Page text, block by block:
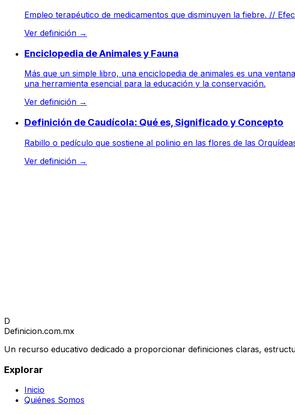
Empleo terapéutico de medicamentos que disminuyen la fiebre. //
Ver definición →
Enciclopedia de Animales y Fauna
Más que un simple libro, una enciclopedia de animales es una
una herramienta esencial para la educación y la conservación.
Ver definición →
Definición de Caudícola: Qué es, Significado y Concepto
Rabillo o pedículo que sostiene al polinio en las flores de las
Ver definición →
D
Definicion.com.mx
Un recurso educativo dedicado a proporcionar definiciones claras,
Explorar
Inicio
Quiénes Somos